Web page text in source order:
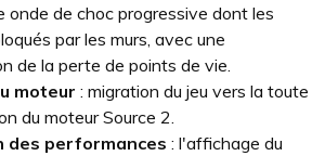
onde de choc progressive dont les
par les murs, avec une
de la perte de points de vie.
moteur : migration du jeu vers la toute
du moteur Source 2.
des performances : l'affichage du